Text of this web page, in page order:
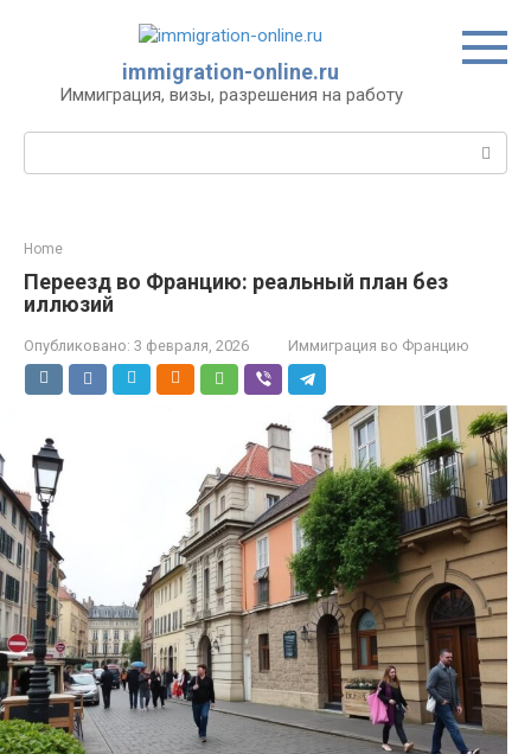
immigration-online.ru
Иммиграция, визы, разрешения на работу
Home
Переезд во Францию: реальный план без
иллюзий
Опубликовано: 3 февраля, 2026 Иммиграция во Францию